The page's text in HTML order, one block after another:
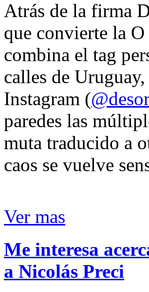
Atrás de la firma
que convierte la
combina el tag
calles de
Instagram (
paredes las
muta traducido a
caos se vuelve
Ver mas
Me interesa
a Nicolás Preci